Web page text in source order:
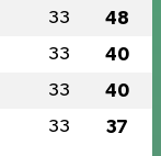
33 48
33 40
33 40
33 37